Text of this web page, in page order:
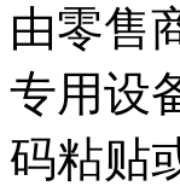
由零售
专用设
码粘贴